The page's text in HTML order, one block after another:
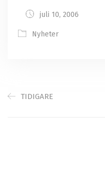
juli 10, 2006
Nyheter
TIDIGARE